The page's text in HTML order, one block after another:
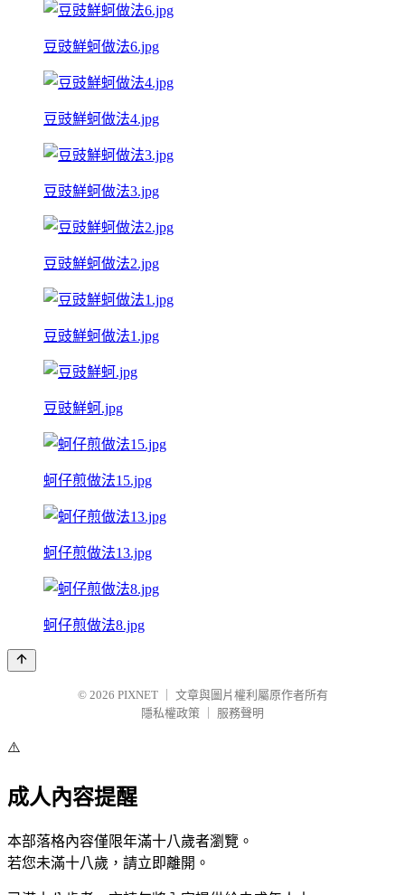
豆豉鮮蚵做法6.jpg
豆豉鮮蚵做法4.jpg
豆豉鮮蚵做法3.jpg
豆豉鮮蚵做法2.jpg
豆豉鮮蚵做法1.jpg
豆豉鮮蚵.jpg
蚵仔煎做法15.jpg
蚵仔煎做法13.jpg
蚵仔煎做法8.jpg
© 2026 PIXNET
文章與圖片權利屬原作者所有
隱私權政策
服務聲明
⚠️
成人內容提醒
本部落格內容僅限年滿十八歲者瀏覽。
若您未滿十八歲，請立即離開。